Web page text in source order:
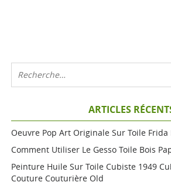
ARTICLES
Oeuvre Pop Art Originale Sur Toile Frida
Comment Utiliser Le Gesso Toile Bois
Peinture Huile Sur Toile Cubiste 1949
Couture Couturière Old